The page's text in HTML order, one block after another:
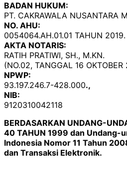
BADAN HUKUM:
PT. CAKRAWALA NUSANTARA
NO. AHU:
0054064.AH.01.01 TAHUN 2019.
AKTA NOTARIS:
RATIH PRATIWI, SH., M.KN.
(NO.02, TANGGAL 16 OKTOBER
NPWP:
93.197.246.7-428.000.,
NIB:
9120310042118
BERDASARKAN UNDANG-
40 TAHUN 1999 dan Undang-
Indonesia Nomor 11 Tahun
dan Transaksi Elektronik.